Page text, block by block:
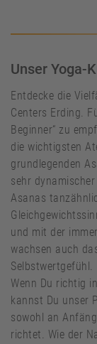
Unser Yoga-
Entdecke die
Centers Erding.
Beginner“ zu
die wichtigsten
grundlegenden
sehr
Asanas
und mit der
wachsen auch
Selbstwertgefühl.
Wenn Du richtig
kannst Du unser
sowohl an
richtet. Wie der